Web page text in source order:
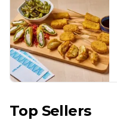
Top Sellers